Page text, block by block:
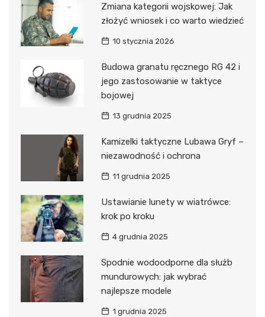
Zmiana kategorii wojskowej: Jak
złożyć wniosek i co warto wiedzieć
10 stycznia 2026
Budowa granatu ręcznego RG 42 i
jego zastosowanie w taktyce
bojowej
13 grudnia 2025
Kamizelki taktyczne Lubawa Gryf –
niezawodność i ochrona
11 grudnia 2025
Ustawianie lunety w wiatrówce:
krok po kroku
4 grudnia 2025
Spodnie wodoodporne dla służb
mundurowych: jak wybrać
najlepsze modele
1 grudnia 2025